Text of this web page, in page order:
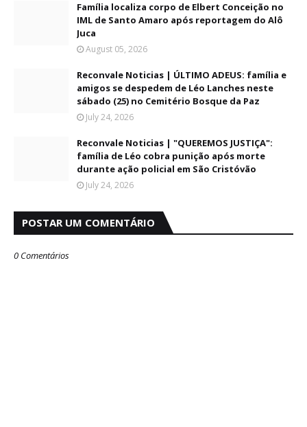
Família localiza corpo de Elbert Conceição no
IML de Santo Amaro após reportagem do Alô
Juca
August 05, 2026
Reconvale Noticias | ÚLTIMO ADEUS: família e
amigos se despedem de Léo Lanches neste
sábado (25) no Cemitério Bosque da Paz
July 24, 2026
Reconvale Noticias | "QUEREMOS JUSTIÇA":
família de Léo cobra punição após morte
durante ação policial em São Cristóvão
July 24, 2026
POSTAR UM COMENTÁRIO
0 Comentários